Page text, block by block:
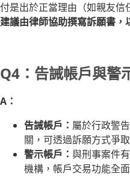
付是出於正當理由（如親友信
建議由律師協助撰寫訴願書，
Q4：告誡帳戶與警
A：
告誡帳戶： 屬於行政警
關，可透過訴願方式爭
警示帳戶： 與刑事案件
機構，帳戶交易功能全